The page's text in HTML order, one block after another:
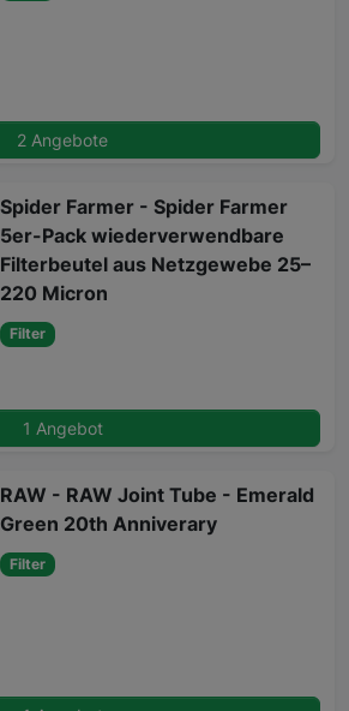
2 Angebote
Spider Farmer - Spider Farmer
5er-Pack wiederverwendbare
Filterbeutel aus Netzgewebe 25–
220 Micron
Filter
1 Angebot
RAW - RAW Joint Tube - Emerald
Green 20th Anniverary
Filter